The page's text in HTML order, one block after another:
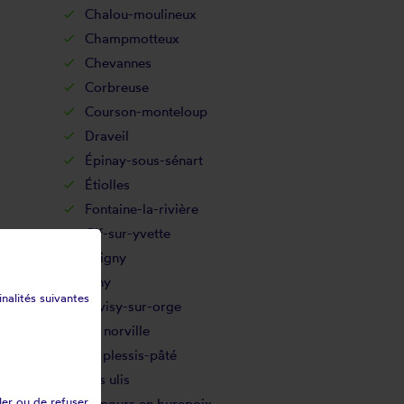
Chalou-moulineux
Champmotteux
Chevannes
Corbreuse
Courson-monteloup
Draveil
Épinay-sous-sénart
Étiolles
Fontaine-la-rivière
Gif-sur-yvette
Grigny
Igny
Juvisy-sur-orge
La norville
Le plessis-pâté
Les ulis
suivantes